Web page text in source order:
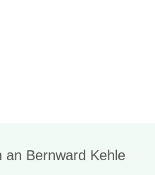
an Bernward Kehle